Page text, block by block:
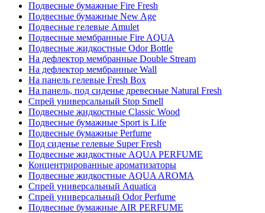
Подвесные бумажные Fire Fresh
Подвесные бумажные New Age
Подвесные гелевые Amulet
Подвесные мембранные Fire AQUA
Подвесные жидкостные Odor Bottle
На дефлектор мембранные Double Stream
На дефлектор мембранные Wall
На панель гелевые Fresh Box
На панель, под сиденье древесные Natural Fresh
Спрей универсальный Stop Smell
Подвесные жидкостные Classic Wood
Подвесные бумажные Sport is Life
Подвесные бумажные Perfume
Под сиденье гелевые Super Fresh
Подвесные жидкостные AQUA PERFUME
Концентрированные ароматизаторы
Подвесные жидкостные AQUA AROMA
Спрей универсальный Aquatica
Спрей универсальный Odor Perfume
Подвесные бумажные AIR PERFUME